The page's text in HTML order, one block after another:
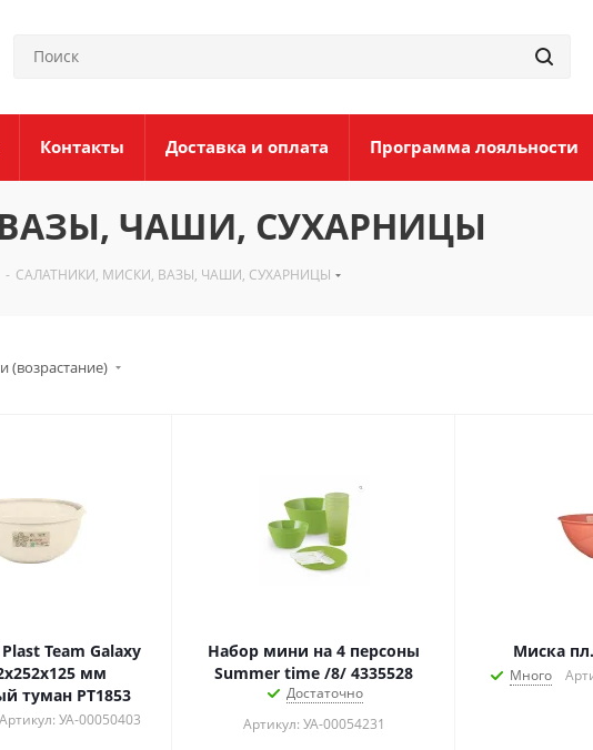
Контакты Доставка и оплата Программа лояльности
ЧАШИ, СУХАРНИЦЫ
- САЛАТНИКИ, МИСКИ, ВАЗЫ, ЧАШИ, СУХАРНИЦЫ
(возрастание)
Team Galaxy
мм
туман РТ1853
Артикул: УА-00050403
Набор мини на 4 персоны
Summer time /8/ 4335528
Достаточно
Артикул: УА-00054231
Миска
Много